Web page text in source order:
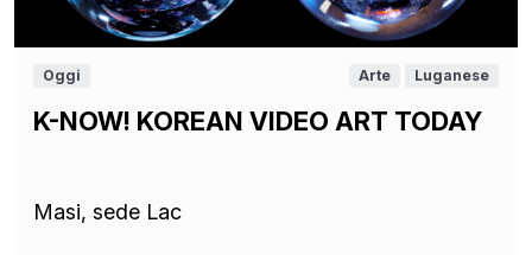
Oggi Arte Luganese
K-NOW! KOREAN VIDEO ART TODAY
Masi, sede Lac